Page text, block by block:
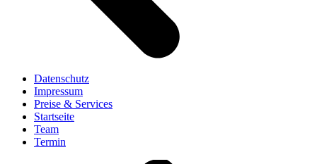
Datenschutz
Impressum
Preise & Services
Startseite
Team
Termin